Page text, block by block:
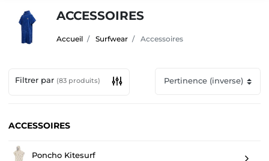
ACCESSOIRES
Accueil Surfwear Accessoires
Filtrer par (83 produits)
ACCESSOIRES
Poncho Kitesurf